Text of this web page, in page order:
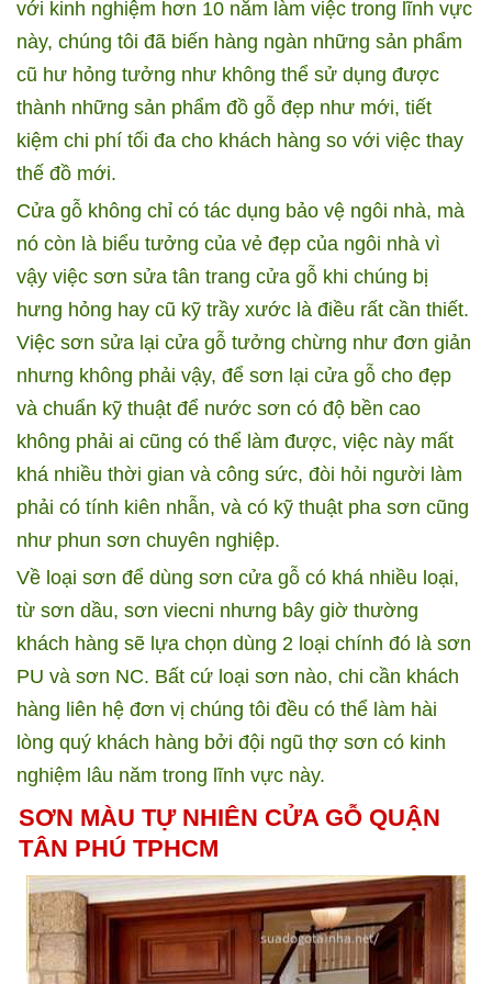
với kinh nghiệm hơn 10 năm làm việc trong lĩnh vực
này, chúng tôi đã biến hàng ngàn những sản phẩm
cũ hư hỏng tưởng như không thể sử dụng được
thành những sản phẩm đồ gỗ đẹp như mới, tiết
kiệm chi phí tối đa cho khách hàng so với việc thay
thế đồ mới.
Cửa gỗ không chỉ có tác dụng bảo vệ ngôi nhà, mà
nó còn là biểu tưởng của vẻ đẹp của ngôi nhà vì
vậy việc sơn sửa tân trang cửa gỗ khi chúng bị
hưng hỏng hay cũ kỹ trầy xước là điều rất cần thiết.
Việc sơn sửa lại cửa gỗ tưởng chừng như đơn giản
nhưng không phải vậy, để sơn lại cửa gỗ cho đẹp
và chuẩn kỹ thuật để nước sơn có độ bền cao
không phải ai cũng có thể làm được, việc này mất
khá nhiều thời gian và công sức, đòi hỏi người làm
phải có tính kiên nhẫn, và có kỹ thuật pha sơn cũng
như phun sơn chuyên nghiệp.
Về loại sơn để dùng sơn cửa gỗ có khá nhiều loại,
từ sơn dầu, sơn viecni nhưng bây giờ thường
khách hàng sẽ lựa chọn dùng 2 loại chính đó là sơn
PU và sơn NC. Bất cứ loại sơn nào, chi cần khách
hàng liên hệ đơn vị chúng tôi đều có thể làm hài
lòng quý khách hàng bởi đội ngũ thợ sơn có kinh
nghiệm lâu năm trong lĩnh vực này.
SƠN MÀU TỰ NHIÊN CỬA GỖ QUẬN
TÂN PHÚ TPHCM